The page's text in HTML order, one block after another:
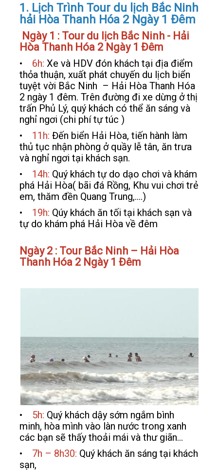
1. Lịch Trình Tour du lịch Bắc Ninh
hải Hòa Thanh Hóa 2 Ngày 1 Đêm
Ngày 1 : Tour du lịch Bắc Ninh - Hải
Hòa Thanh Hóa 2 Ngày 1 Đêm
• 6h: Xe và HDV đón khách tại địa điểm
thỏa thuận, xuất phát chuyến du lịch biển
tuyệt vời Bắc Ninh – Hải Hòa Thanh Hóa
2 ngày 1 đêm. Trên đường đi xe dừng ở thị
trấn Phủ Lý, quý khách có thể ăn sáng và
nghỉ ngơi (chi phí tự túc )
•
11h: Đến biển Hải Hòa, tiến hành làm
thủ tục nhận phòng ở quầy lễ tân, ăn trưa
và nghỉ ngơi tại khách sạn.
• 14h: Quý khách tự do dạo chơi và khám
phá Hải Hòa( bãi đá Rồng, Khu vui chơi trẻ
em, thăm đền Quang Trung,….)
•
19h: Qúy khách ăn tối tại khách sạn và
tự do khám phá Hải Hòa về đêm
Ngày 2 : Tour Bắc Ninh – Hải Hòa
Thanh Hóa 2 Ngày 1 Đêm
• 5h: Quý khách dậy sớm ngắm bình
minh, hòa mình vào làn nước trong xanh
các bạn sẽ thấy thoải mái và thư giãn…
• 7h – 8h30: Quý khách ăn sáng tại khách
sạn,